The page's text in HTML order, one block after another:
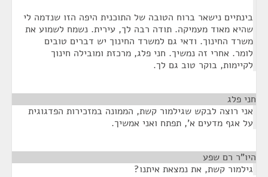
בינתיים נישאר ברוח הטובה של התוכנית היפה הזו שנדמה לי
שהיא מאוד מעמיקה. תודה רבה לך, עירית. נשמח לשמוע את
משרד החינוך. ודאי גם למשרד החינוך יש דברים טובים
לומר. אחרי זה נמשיך. חני פלג, מרכזת ומובילה חינוך
לקיימות, בוקר טוב גם לך.
חני פלג
אני רוצה לבקש שגילמור קשת, הממונה במזכירות הפדגוגית
על אגף מדעים א', תפתח ואני אמשיך.
היו"ר רם שפע
גילמור קשת, את נמצאת איתנו?